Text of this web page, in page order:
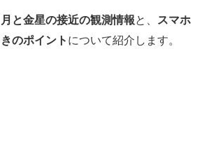
と金星の接近の観測情報と、 スマホ
のポイントについて紹介します。